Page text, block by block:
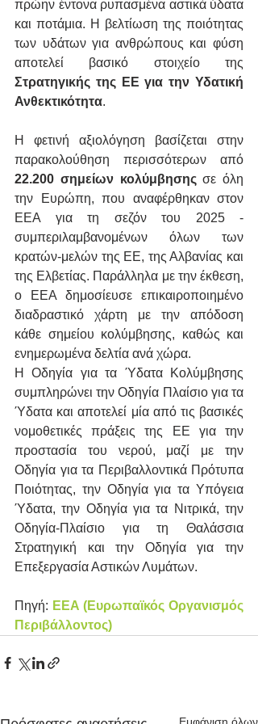
πρώην έντονα ρυπασμένα αστικά ύδατα
και ποτάμια. Η βελτίωση της ποιότητας
των υδάτων για ανθρώπους και φύση
Στρατηγικής της ΕΕ για την Υδατική
Ανθεκτικότητα.
Η φετινή αξιολόγηση βασίζεται στην
22.200 σημείων κολύμβησης σε όλη
την Ευρώπη, που αναφέρθηκαν στον
EEA για τη σεζόν του 2025 -
συμπεριλαμβανομένων όλων των
κρατών-μελών της ΕΕ, της Αλβανίας και
της Ελβετίας. Παράλληλα με την έκθεση,
ο EEA δημοσίευσε επικαιροποιημένο
διαδραστικό χάρτη με την απόδοση
κάθε σημείου κολύμβησης, καθώς και
ενημερωμένα δελτία ανά χώρα.
Η Οδηγία για τα Ύδατα Κολύμβησης
συμπληρώνει την Οδηγία Πλαίσιο για τα
Ύδατα και αποτελεί μία από τις βασικές
νομοθετικές πράξεις της ΕΕ για την
προστασία του νερού, μαζί με την
Οδηγία για τα Περιβαλλοντικά Πρότυπα
Ποιότητας, την Οδηγία για τα Υπόγεια
Ύδατα, την Οδηγία για τα Νιτρικά, την
Οδηγία-Πλαίσιο για τη Θαλάσσια
Στρατηγική και την Οδηγία για την
Επεξεργασία Αστικών Λυμάτων.
Πηγή: EEA (Ευρωπαϊκός Οργανισμός
Περιβάλλοντος)